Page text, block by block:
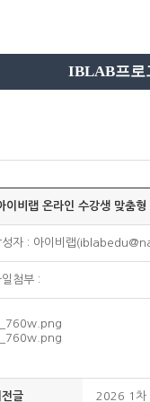
IBLAB프로
이비랩 온라인 수강생 맞춤형
성자 : 아이비랩
첨부 :
전글 2026 1차